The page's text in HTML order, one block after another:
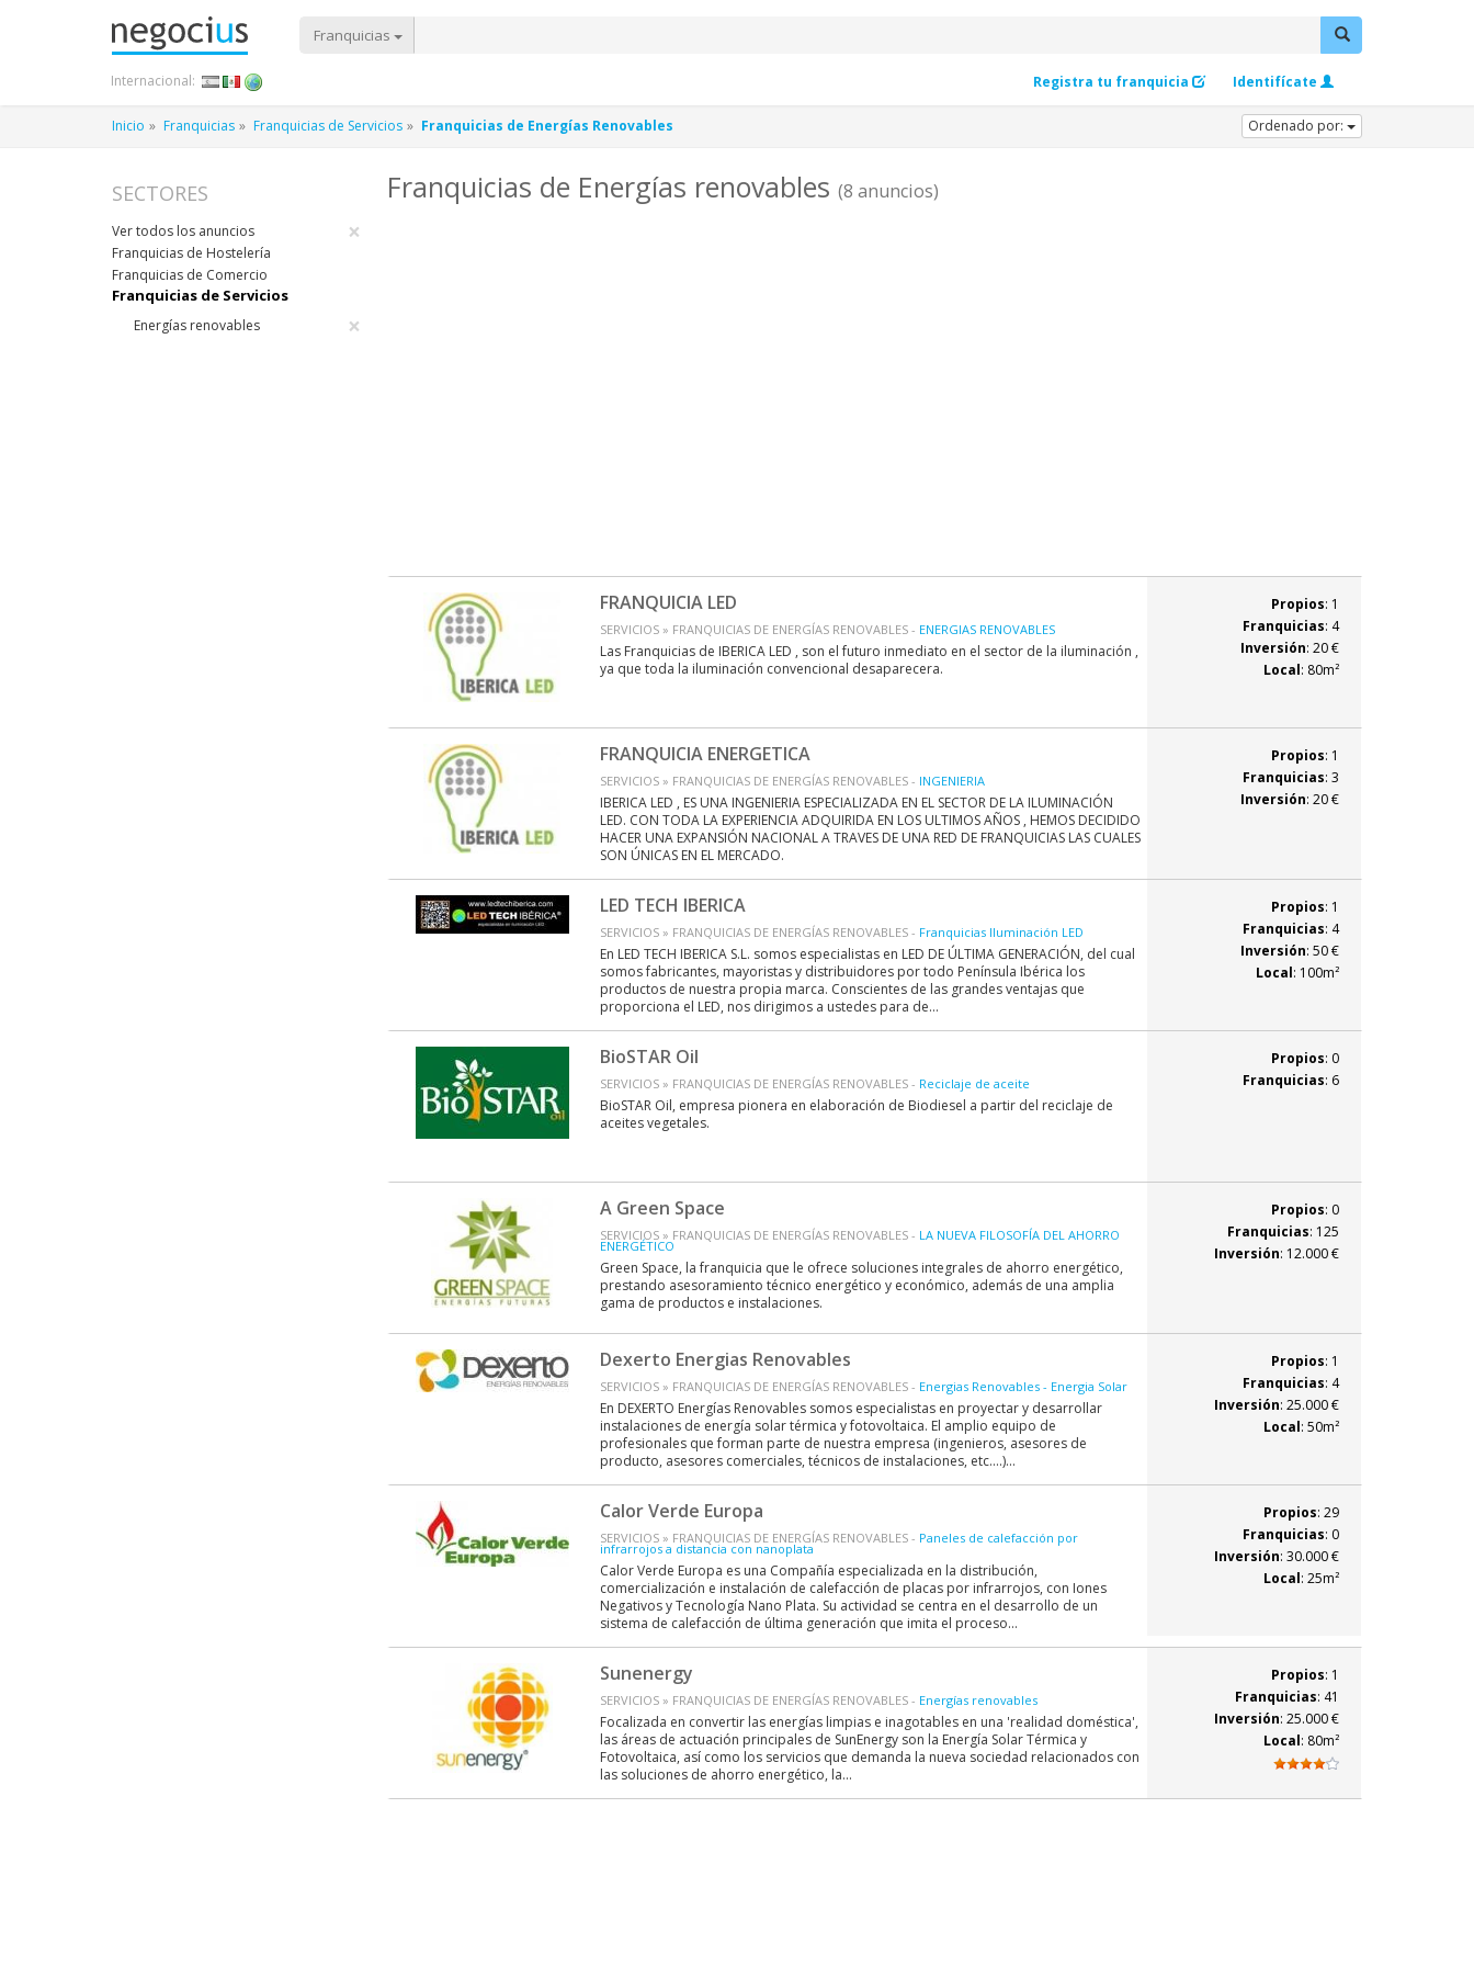
Franquicias
Registra tu franquicia Identifícate
Internacional:
Inicio Franquicias Franquicias de Servicios Franquicias de Energías Renovables Ordenado por:
Franquicias de Energías renovables (8 anuncios)
FRANQUICIA LED
SERVICIOS » FRANQUICIAS DE ENERGÍAS RENOVABLES - ENERGIAS RENOVABLES
Las Franquicias de IBERICA LED , son el futuro inmediato en el sector de la iluminación ,
ya que toda la iluminación convencional desaparecera.
Propios: 1
Franquicias: 4
Inversión: 20 €
Local: 80m²
FRANQUICIA ENERGETICA
SERVICIOS » FRANQUICIAS DE ENERGÍAS RENOVABLES - INGENIERIA
IBERICA LED , ES UNA INGENIERIA ESPECIALIZADA EN EL SECTOR DE LA ILUMINACIÓN
LED. CON TODA LA EXPERIENCIA ADQUIRIDA EN LOS ULTIMOS AÑOS , HEMOS DECIDIDO
HACER UNA EXPANSIÓN NACIONAL A TRAVES DE UNA RED DE FRANQUICIAS LAS CUALES
SON ÚNICAS EN EL MERCADO.
Propios: 1
Franquicias: 3
Inversión: 20 €
LED TECH IBERICA
SERVICIOS » FRANQUICIAS DE ENERGÍAS RENOVABLES - Franquicias Iluminación LED
En LED TECH IBERICA S.L. somos especialistas en LED DE ÚLTIMA GENERACIÓN, del cual
somos fabricantes, mayoristas y distribuidores por todo Península Ibérica los
productos de nuestra propia marca. Conscientes de las grandes ventajas que
proporciona el LED, nos dirigimos a ustedes para de...
Propios: 1
Franquicias: 4
Inversión: 50 €
Local: 100m²
BioSTAR Oil
SERVICIOS » FRANQUICIAS DE ENERGÍAS RENOVABLES - Reciclaje de aceite
BioSTAR Oil, empresa pionera en elaboración de Biodiesel a partir del reciclaje de
aceites vegetales.
Propios: 0
Franquicias: 6
A Green Space
SERVICIOS » FRANQUICIAS DE ENERGÍAS RENOVABLES - LA NUEVA FILOSOFÍA DEL AHORRO
ENERGÉTICO
Green Space, la franquicia que le ofrece soluciones integrales de ahorro energético,
prestando asesoramiento técnico energético y económico, además de una amplia
gama de productos e instalaciones.
Propios: 0
Franquicias: 125
Inversión: 12.000 €
Dexerto Energias Renovables
SERVICIOS » FRANQUICIAS DE ENERGÍAS RENOVABLES - Energias Renovables - Energia Solar
En DEXERTO Energías Renovables somos especialistas en proyectar y desarrollar
instalaciones de energía solar térmica y fotovoltaica. El amplio equipo de
profesionales que forman parte de nuestra empresa (ingenieros, asesores de
producto, asesores comerciales, técnicos de instalaciones, etc....)...
Propios: 1
Franquicias: 4
Inversión: 25.000 €
Local: 50m²
Calor Verde Europa
SERVICIOS » FRANQUICIAS DE ENERGÍAS RENOVABLES - Paneles de calefacción por
infrarrojos a distancia con nanoplata
Calor Verde Europa es una Compañía especializada en la distribución,
comercialización e instalación de calefacción de placas por infrarrojos, con Iones
Negativos y Tecnología Nano Plata. Su actividad se centra en el desarrollo de un
sistema de calefacción de última generación que imita el proceso...
Propios: 29
Franquicias: 0
Inversión: 30.000 €
Local: 25m²
Sunenergy
SERVICIOS » FRANQUICIAS DE ENERGÍAS RENOVABLES - Energías renovables
Focalizada en convertir las energías limpias e inagotables en una 'realidad doméstica',
las áreas de actuación principales de SunEnergy son la Energía Solar Térmica y
Fotovoltaica, así como los servicios que demanda la nueva sociedad relacionados con
las soluciones de ahorro energético, la...
Propios: 1
Franquicias: 41
Inversión: 25.000 €
Local: 80m²
SECTORES
Ver todos los anuncios ×
Franquicias de Hostelería
Franquicias de Comercio
Franquicias de Servicios
Energías renovables ×